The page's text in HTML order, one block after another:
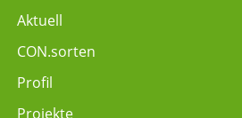
Aktuell
CON.sorten
Profil
Projekte